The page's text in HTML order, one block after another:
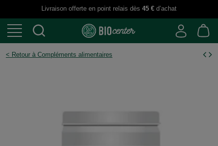
Livraison offerte en point relais dès 45 € d’achat